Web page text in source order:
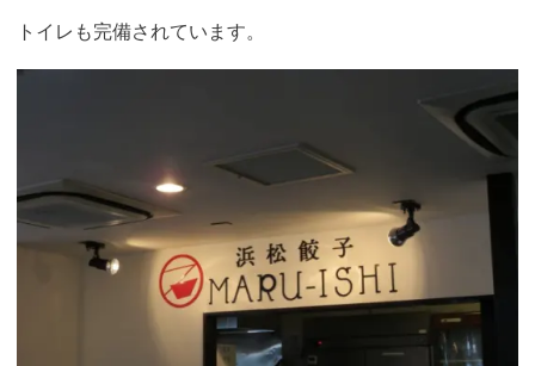
トイレも完備されています。